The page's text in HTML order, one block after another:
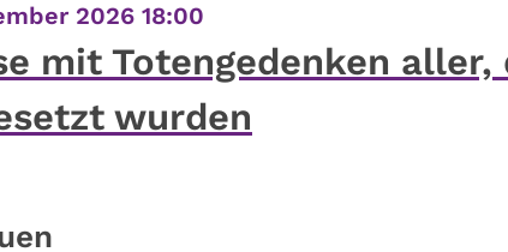
2026 18:00
mit Totengedenken
wurden